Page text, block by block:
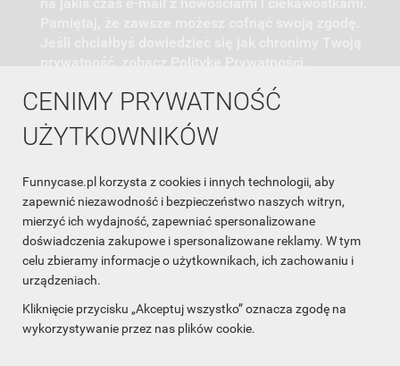
CENIMY PRYWATNOŚĆ
UŻYTKOWNIKÓW
Funnycase.pl korzysta z cookies i innych technologii, aby
zapewnić niezawodność i bezpieczeństwo naszych witryn,
mierzyć ich wydajność, zapewniać spersonalizowane
doświadczenia zakupowe i spersonalizowane reklamy. W tym
celu zbieramy informacje o użytkownikach, ich zachowaniu i
urządzeniach.
Kliknięcie przycisku „Akceptuj wszystko” oznacza zgodę na
wykorzystywanie przez nas plików cookie.
INFORMACJA O SKLEPIE
INFORMACJE
OBSŁUGA KLIENTA
WSPÓŁPRACA
ŚLEDŹ NAS NA FACEBOOKU